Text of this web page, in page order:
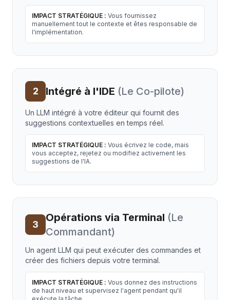
IMPACT STRATÉGIQUE : Vous fournissez
manuellement tout le contexte et êtes responsable de
l'implémentation.
2 Intégré à l'IDE (Le Co-pilote)
Un LLM intégré à votre éditeur qui fournit des
suggestions contextuelles en temps réel.
IMPACT STRATÉGIQUE : Vous écrivez le code, mais
vous acceptez, rejetez ou modifiez activement les
suggestions de l'IA.
3
Opérations via Terminal (Le
Commandant)
Un agent LLM qui peut exécuter des commandes et
créer des fichiers depuis votre terminal.
IMPACT STRATÉGIQUE : Vous donnez des instructions
de haut niveau et supervisez l'agent pendant qu'il